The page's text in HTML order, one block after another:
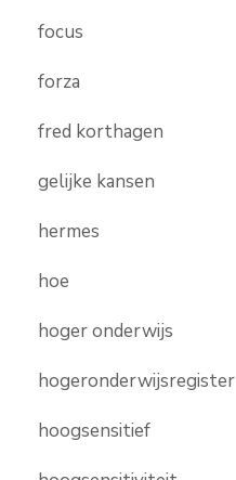
focus
forza
fred korthagen
gelijke kansen
hermes
hoe
hoger onderwijs
hogeronderwijsregister
hoogsensitief